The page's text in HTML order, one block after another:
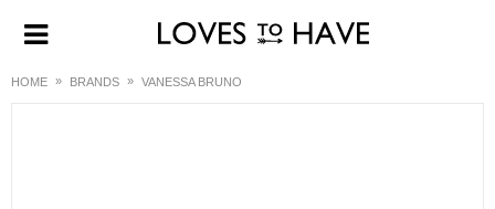
HOME BRANDS VANESSA BRUNO